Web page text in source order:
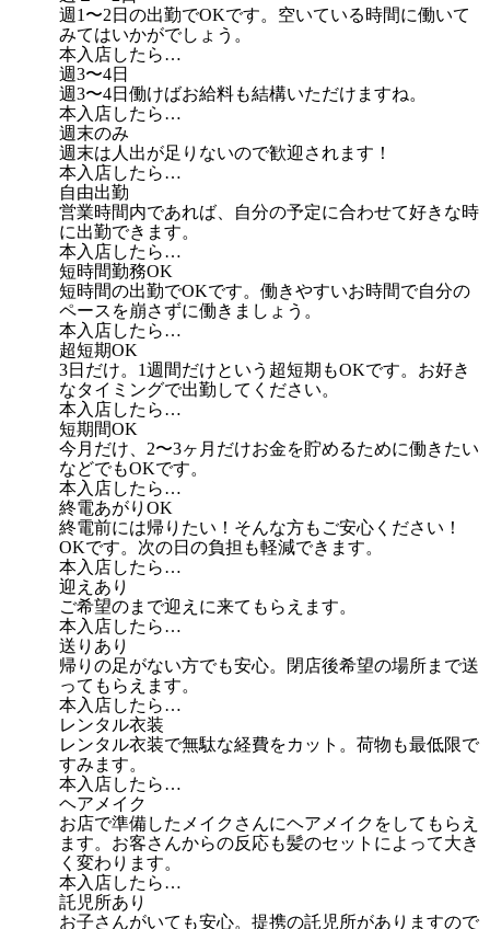
週1〜2日の出勤でOKです。空いている時間に働いて
みてはいかがでしょう。
本入店したら…
週3〜4日
週3〜4日働けばお給料も結構いただけますね。
本入店したら…
週末のみ
週末は人出が足りないので歓迎されます！
本入店したら…
自由出勤
営業時間内であれば、自分の予定に合わせて好きな時
に出勤できます。
本入店したら…
短時間勤務OK
短時間の出勤でOKです。働きやすいお時間で自分の
ペースを崩さずに働きましょう。
本入店したら…
超短期OK
3日だけ。1週間だけという超短期もOKです。お好き
なタイミングで出勤してください。
本入店したら…
短期間OK
今月だけ、2〜3ヶ月だけお金を貯めるために働きたい
などでもOKです。
本入店したら…
終電あがりOK
終電前には帰りたい！そんな方もご安心ください！
OKです。次の日の負担も軽減できます。
本入店したら…
迎えあり
ご希望のまで迎えに来てもらえます。
本入店したら…
送りあり
帰りの足がない方でも安心。閉店後希望の場所まで送
ってもらえます。
本入店したら…
レンタル衣装
レンタル衣装で無駄な経費をカット。荷物も最低限で
すみます。
本入店したら…
ヘアメイク
お店で準備したメイクさんにヘアメイクをしてもらえ
ます。お客さんからの反応も髪のセットによって大き
く変わります。
本入店したら…
託児所あり
お子さんがいても安心。提携の託児所がありますので